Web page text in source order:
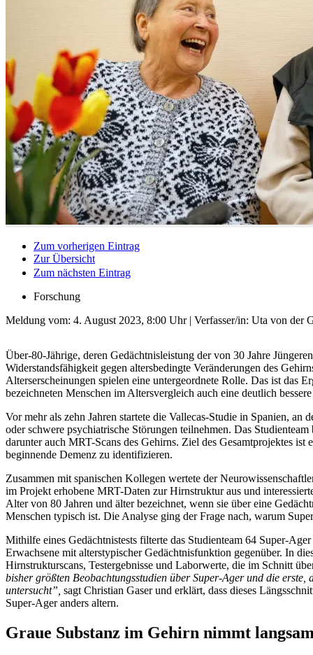
Zum vorherigen Eintrag
Zur Übersicht
Zum nächsten Eintrag
Forschung
Meldung vom: 4. August 2023, 8:00 Uhr| Verfasser/in: Uta von der
Über-80-Jährige, deren Gedächtnisleistung der von 30 Jahre
Widerstandsfähigkeit gegen altersbedingte Veränderungen des
Alterserscheinungen spielen eine untergeordnete Rolle. Das ist das
bezeichneten Menschen im Altersvergleich auch eine deutlich
Vor mehr als zehn Jahren startete die Vallecas-Studie in Spanien,
oder schwere psychiatrische Störungen teilnehmen. Das
darunter auch MRT-Scans des Gehirns. Ziel des Gesamtprojektes
beginnende Demenz zu identifizieren.
Zusammen mit spanischen Kollegen wertete der
im Projekt erhobene MRT-Daten zur Hirnstruktur aus und
Alter von 80 Jahren und älter bezeichnet, wenn sie über eine
Menschen typisch ist. Die Analyse ging der Frage nach, warum
Mithilfe eines Gedächtnistests filterte das Studienteam 64 Super-
Erwachsene mit alterstypischer Gedächtnisfunktion gegenüber. In
Hirnstrukturscans, Testergebnisse und Laborwerte, die im Schnitt
bisher größten Beobachtungsstudien über Super-Ager und die
untersucht”, sagt Christian Gaser und erklärt, dass dieses
Super-Ager anders altern.
Graue Substanz im Gehirn nimmt